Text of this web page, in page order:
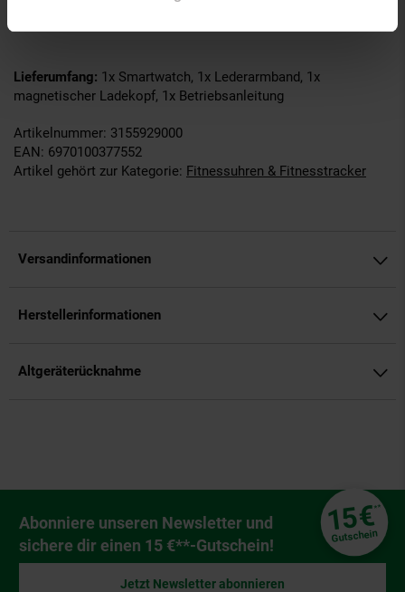
Lieferumfang: 1x Smartwatch, 1x Lederarmband, 1x
magnetischer Ladekopf, 1x Betriebsanleitung
Artikelnummer: 3155929000
EAN: 6970100377552
Artikel gehört zur Kategorie: Fitnessuhren & Fitnesstracker
Versandinformationen
Herstellerinformationen
Altgeräterücknahme
Newsletter Anmeldung
Abonniere unseren Newsletter und
sichere dir einen 15 €**-Gutschein!
15€**
Gutschein
Jetzt Newsletter abonnieren